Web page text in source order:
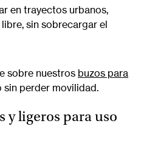
en trayectos urbanos,
sin sobrecargar el
sobre nuestros buzos para
sin perder movilidad.
y ligeros para uso